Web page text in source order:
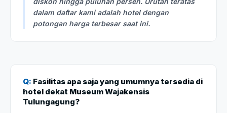
dalam daftar kami adalah hotel dengan
potongan harga terbesar saat ini.
Q: Fasilitas apa saja yang umumnya tersedia di
hotel dekat Museum Wajakensis
Tulungagung?